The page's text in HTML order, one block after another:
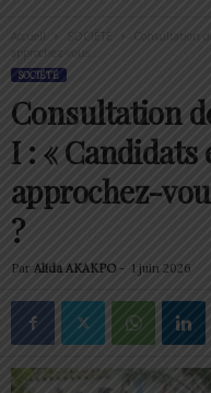
Accueil
Consultation
approchez-vous...
SOCIÉTÉ
Consultation
I : « Candidats
approchez-
?
Par Alida AKAKPO - 1 juin 2026